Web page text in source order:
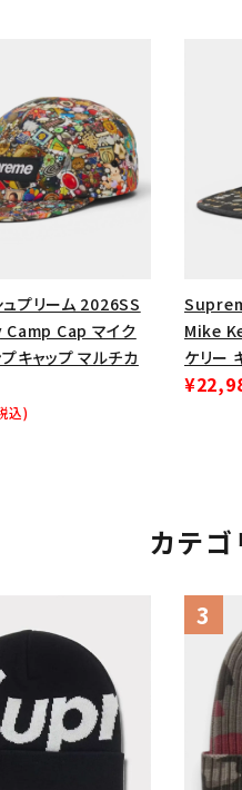
search
カテゴリーから探す
円 ～
プリーム 2026SS
Cap マイク
キャップ マルチカ
込)
Mike
ケリー
カテ